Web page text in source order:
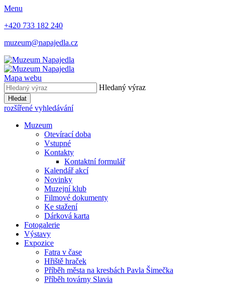
Menu
+420 733 182 240
muzeum@napajedla.cz
Mapa webu
Hledaný výraz
Hledat
rozšířené vyhledávání
Muzeum
Otevírací doba
Vstupné
Kontakty
Kontaktní formulář
Kalendář akcí
Novinky
Muzejní klub
Filmové dokumenty
Ke stažení
Dárková karta
Fotogalerie
Výstavy
Expozice
Fatra v čase
Hřiště hraček
Příběh města na kresbách Pavla Šimečka
Příběh továrny Slavia